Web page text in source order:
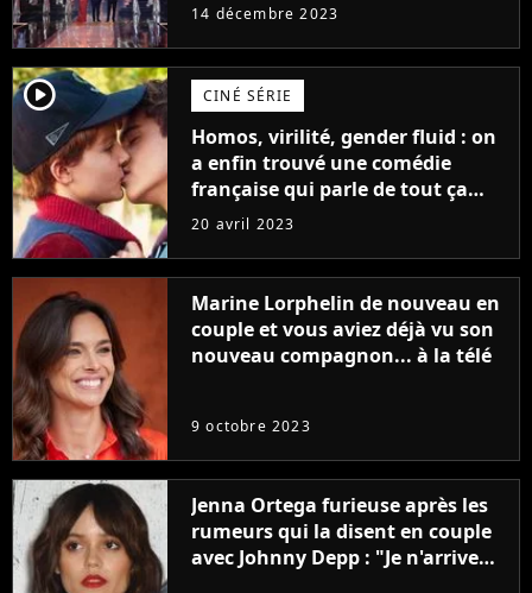
14 décembre 2023
player2 CINÉ SÉRIE
Homos, virilité, gender fluid : on
a enfin trouvé une comédie
française qui parle de tout ça
sans être super ringarde
20 avril 2023
Marine Lorphelin de nouveau en
couple et vous aviez déjà vu son
nouveau compagnon... à la télé
9 octobre 2023
Jenna Ortega furieuse après les
rumeurs qui la disent en couple
avec Johnny Depp : "Je n'arrive